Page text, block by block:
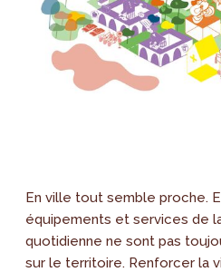
En ville tout semble proche.
équipements et services de
quotidienne ne sont pas
sur le territoire. Renforcer la